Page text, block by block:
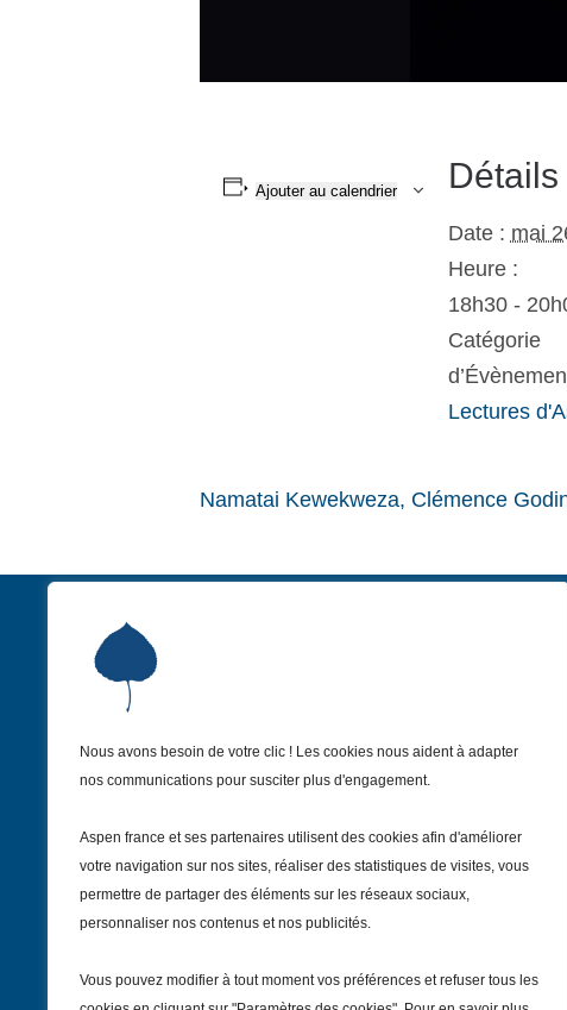
Nous avons besoin de votre clic ! Les cookies nous aident à adapter
nos communications pour susciter plus d'engagement.
Aspen france et ses partenaires utilisent des cookies afin d'améliorer
votre navigation sur nos sites, réaliser des statistiques de visites, vous
permettre de partager des éléments sur les réseaux sociaux,
personnaliser nos contenus et nos publicités.
Vous pouvez modifier à tout moment vos préférences et refuser tous les
Ajouter au calendrier Détails
Date : mai
Heure :
18h30 -
Catégorie
Lectures
Namatai Kewekweza, Clémence
Institut Aspen France
+33 1 81 69 55 30
institut@aspenfrance.org
Suivez-nous